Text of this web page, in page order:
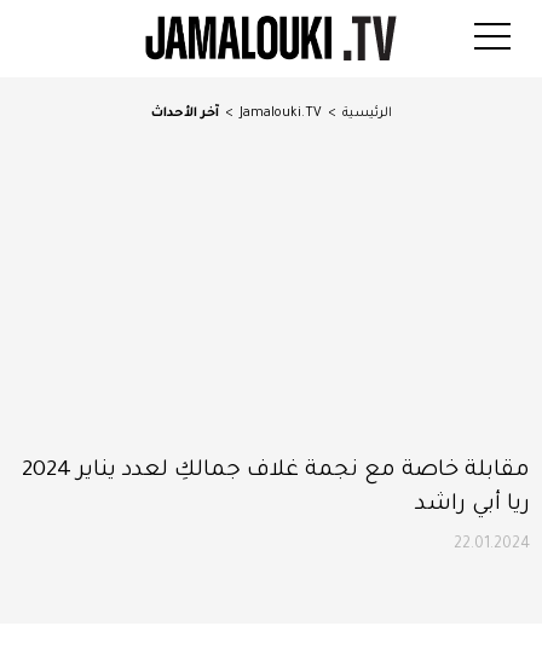
الرئيسية >
Jamalouki.TV
> آخر الأحداث
مقابلة خاصة مع نجمة غلاف جمالكِ لعدد يناير 2024
ريا أبي راشد
22.01.2024